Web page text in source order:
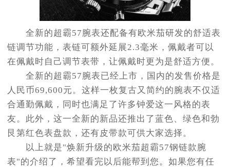
全新的超霸57腕表还配备有欧米茄研发的舒适表
链调节功能，表链可额外延展2.3毫米，佩戴者可以
在佩戴时自己调节表带，让佩戴时更为是舒适方便。
全新的超霸57腕表已经上市，国内的发售价格是
人民币69,600元。这样一枚复古又简约的腕表不仅适
合通勤佩戴，同时也满足了许多钟爱这一风格的表
友。此外，这一全新的新品还推出了蓝色、绿色和勃
艮第红色表盘款，还有皮带款可供大家选择。
以上就是"焕新升级的欧米茄超霸57钢链款腕
表"的介绍了，希望看完以后能帮到您。如果您有任